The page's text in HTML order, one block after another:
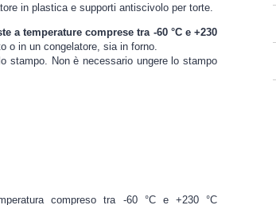
in plastica e supporti antiscivolo per torte.
a temperature comprese tra -60 °C e +230
o in un congelatore, sia in forno.
stampo. Non è necessario ungere lo stampo
compreso tra -60 °C e +230 °C